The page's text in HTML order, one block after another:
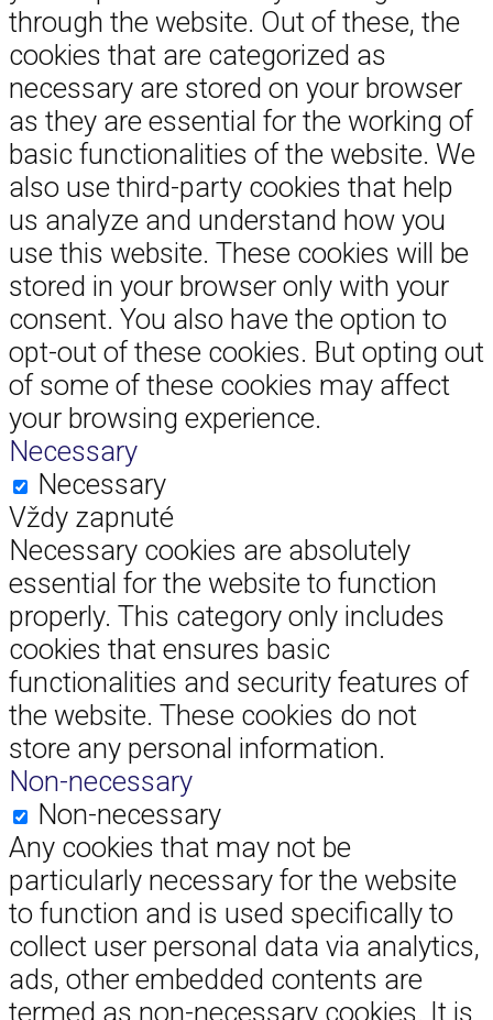
through the website. Out of these, the
cookies that are categorized as
necessary are stored on your browser
as they are essential for the working of
basic functionalities of the website. We
also use third-party cookies that help
us analyze and understand how you
use this website. These cookies will be
stored in your browser only with your
consent. You also have the option to
opt-out of these cookies. But opting out
of some of these cookies may affect
your browsing experience.
Necessary
Necessary
Vždy zapnuté
Necessary cookies are absolutely
essential for the website to function
properly. This category only includes
cookies that ensures basic
functionalities and security features of
the website. These cookies do not
store any personal information.
Non-necessary
Non-necessary
Any cookies that may not be
particularly necessary for the website
to function and is used specifically to
collect user personal data via analytics,
ads, other embedded contents are
termed as non-necessary cookies. It is